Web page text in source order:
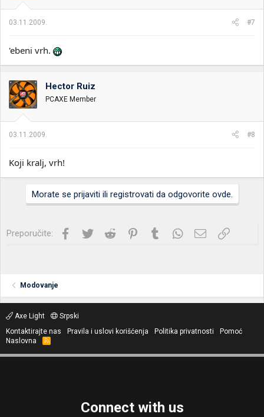
03.11.2009. #7
'ebeni vrh.
Hector Ruiz
PCAXE Member
03.11.2009. #8
Koji kralj, vrh!
Morate se prijaviti ili registrovati da odgovorite ovde.
Preporučite: Facebook
Twitter Reddit PinterestTumblrWhatsApp
Imejl Link
Modovanje
Axe Light
Srpski
Kontaktirajte nas
Pravila i uslovi korišćenja Politika privatnosti
Pomoć
Naslovna
R
S
Connect with us